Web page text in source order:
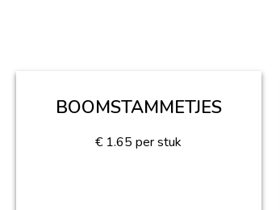
BOOMSTAMMETJES
€ 1.65 per stuk